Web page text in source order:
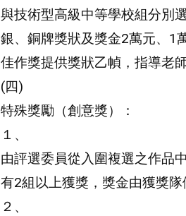
與技術型高級中等學校組分別
銀、銅牌獎狀及獎金2萬元、1
佳作獎提供獎狀乙幀，指導老
(四)
特殊獎勵（創意獎）：
１、
由評選委員從入圍複選之作品
有2組以上獲獎，獎金由獲獎隊
２、